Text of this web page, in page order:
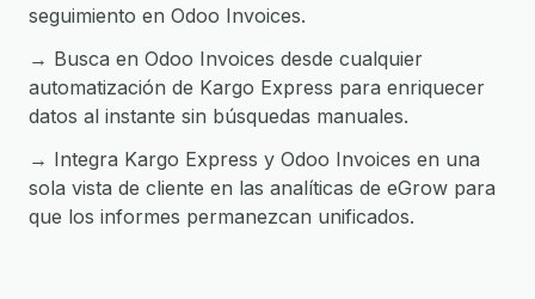
seguimiento en Odoo Invoices.
→ Busca en Odoo Invoices desde cualquier
automatización de Kargo Express para enriquecer
datos al instante sin búsquedas manuales.
→ Integra Kargo Express y Odoo Invoices en una
sola vista de cliente en las analíticas de eGrow para
que los informes permanezcan unificados.